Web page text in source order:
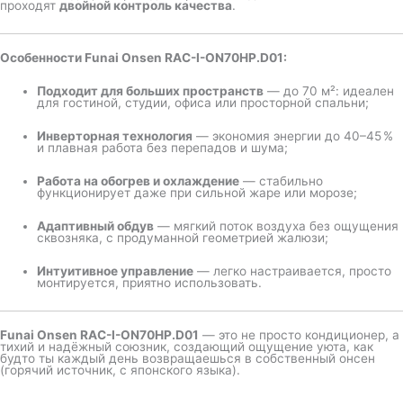
проходят двойной контроль качества.
Особенности Funai Onsen RAC-I-ON70HP.D01:
Подходит для больших пространств — до 70 м²: идеален
для гостиной, студии, офиса или просторной спальни;
Инверторная технология — экономия энергии до 40–45 %
и плавная работа без перепадов и шума;
Работа на обогрев и охлаждение — стабильно
функционирует даже при сильной жаре или морозе;
Адаптивный обдув — мягкий поток воздуха без ощущения
сквозняка, с продуманной геометрией жалюзи;
Интуитивное управление — легко настраивается, просто
монтируется, приятно использовать.
Funai Onsen RAC-I-ON70HP.D01 — это не просто кондиционер, а
тихий и надёжный союзник, создающий ощущение уюта, как
будто ты каждый день возвращаешься в собственный онсен
(горячий источник, с японского языка).